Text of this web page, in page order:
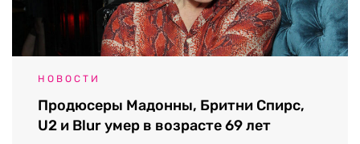
НОВОСТИ
Продюсеры Мадонны, Бритни Спирс,
U2 и Blur умер в возрасте 69 лет